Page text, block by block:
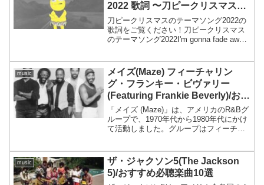
2022 歌詞 〜刀ピークリスマス
2022〜
刀ピークリスマスのテーマソング2022の
歌詞をご覧ください！刀ピークリスマス
のテーマソング2022I'm gonna fade away
Gentlemen and gent...
music
メイズ(Maze) フィーチャリン
グ・フランキー・ビヴァリー
(Featuring Frankie Beverly)/おす
すめ必聴楽曲10選
「メイズ (Maze)」は、アメリカのR&Bグ
ループで、1970年代から1980年代にかけ
て活動しました。グループはフィーチャ
られています。メイズ...
music
ザ・ジャクソン5(The Jackson
5)/おすすめ必聴楽曲10選